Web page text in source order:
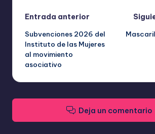
Navegación
de
entradas
Entrada anterior
Subvenciones 2026 del
Instituto de las Mujeres
al movimiento
asociativo
Deja un comentario